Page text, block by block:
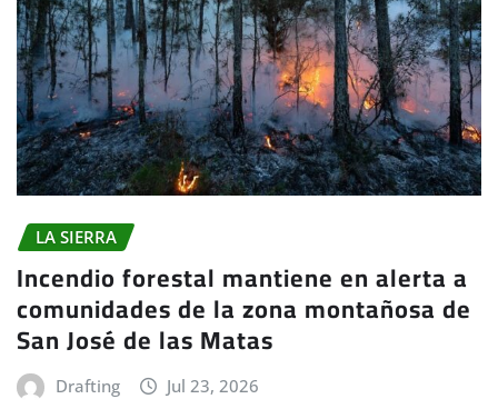
LA SIERRA
Incendio forestal mantiene en alerta a
comunidades de la zona montañosa de
San José de las Matas
Drafting Jul 23, 2026